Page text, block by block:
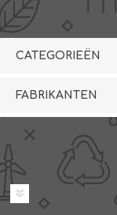
CATEGORIEËN
FABRIKANTEN